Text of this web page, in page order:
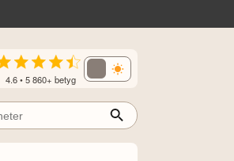
4.6 • 5 860+ betyg